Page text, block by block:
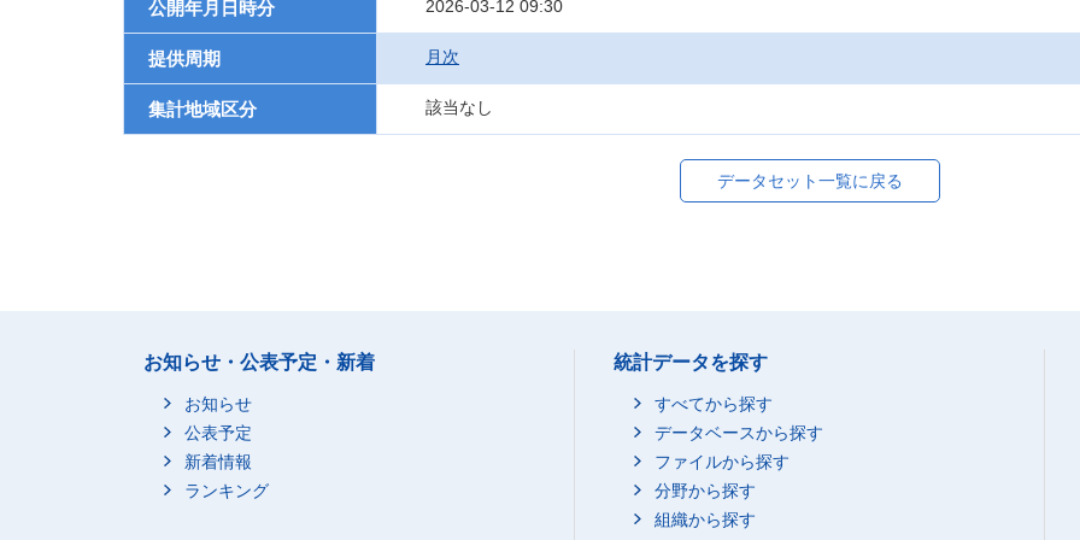
公開年月日時分 2026-03-12 09:30
提供周期 月次
集計地域区分 該当なし
データセット一覧に戻る
お知らせ・公表予定・新着
お知らせ
公表予定
新着情報
ランキング
統計データを探す
すべてから探す
データベースから探す
ファイルから探す
分野から探す
組織から探す